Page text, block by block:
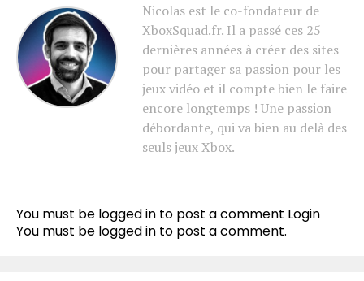
Nicolas est le co-fondateur de
XboxSquad.fr. Il a passé ces 25
dernières années à créer des sites
pour partager sa passion pour les
jeux vidéo et il compte bien le faire
encore longtemps ! Une passion
débordante, qui va bien au delà des
seuls jeux Xbox.
You must be logged in to post a comment Login
You must be logged in to post a comment.